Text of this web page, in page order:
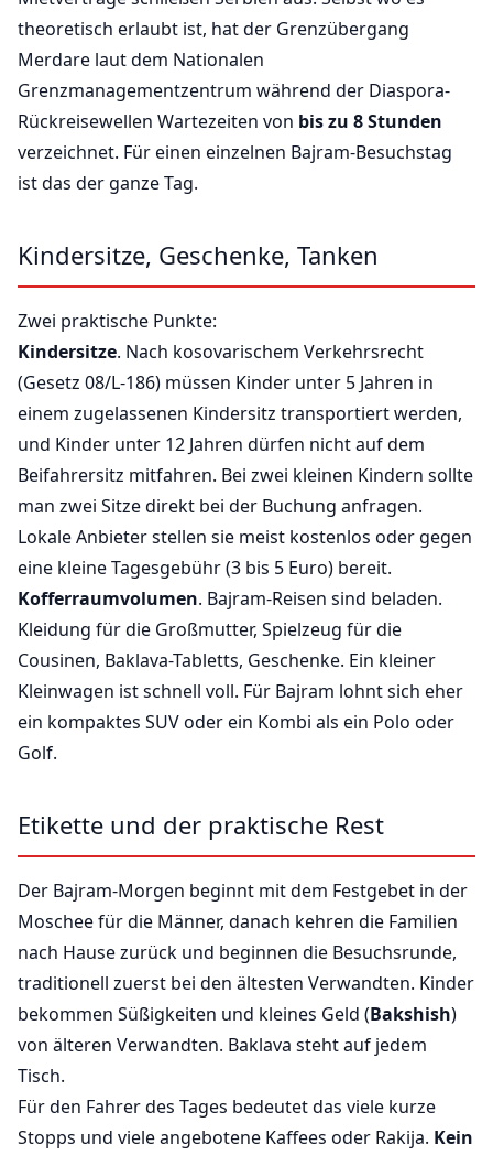
theoretisch erlaubt ist, hat der Grenzübergang
Merdare laut dem Nationalen
Grenzmanagementzentrum während der Diaspora-
Rückreisewellen Wartezeiten von bis zu 8 Stunden
verzeichnet. Für einen einzelnen Bajram-Besuchstag
ist das der ganze Tag.
Kindersitze, Geschenke, Tanken
Zwei praktische Punkte:
Kindersitze. Nach kosovarischem Verkehrsrecht
(Gesetz 08/L-186) müssen Kinder unter 5 Jahren in
einem zugelassenen Kindersitz transportiert werden,
und Kinder unter 12 Jahren dürfen nicht auf dem
Beifahrersitz mitfahren. Bei zwei kleinen Kindern sollte
man zwei Sitze direkt bei der Buchung anfragen.
Lokale Anbieter stellen sie meist kostenlos oder gegen
eine kleine Tagesgebühr (3 bis 5 Euro) bereit.
Kofferraumvolumen. Bajram-Reisen sind beladen.
Kleidung für die Großmutter, Spielzeug für die
Cousinen, Baklava-Tabletts, Geschenke. Ein kleiner
Kleinwagen ist schnell voll. Für Bajram lohnt sich eher
ein kompaktes SUV oder ein Kombi als ein Polo oder
Golf.
Etikette und der praktische Rest
Der Bajram-Morgen beginnt mit dem Festgebet in der
Moschee für die Männer, danach kehren die Familien
nach Hause zurück und beginnen die Besuchsrunde,
traditionell zuerst bei den ältesten Verwandten. Kinder
bekommen Süßigkeiten und kleines Geld (Bakshish)
von älteren Verwandten. Baklava steht auf jedem
Tisch.
Für den Fahrer des Tages bedeutet das viele kurze
Stopps und viele angebotene Kaffees oder Rakija. Kein